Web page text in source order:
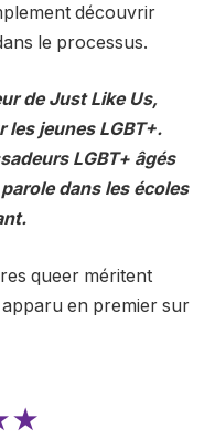
découvrir
le processus.
de Just Like Us,
jeunes LGBT+.
LGBT+ âgés
dans les écoles
queer méritent
en premier sur